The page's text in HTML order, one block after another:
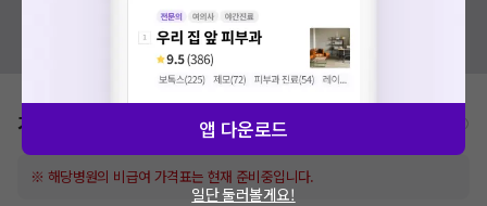
혹시 잘못된 병원정보가 있나요?
모두닥 팀에 알려주세요!
가격표
※ 해당병원의 비급여 가격표는 현재 준비중입니다.
앱 다운로드
일단 둘러볼게요!